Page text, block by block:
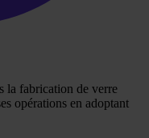
la fabrication de verre
opérations en adoptant